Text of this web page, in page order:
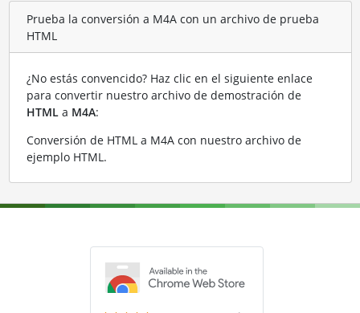
Prueba la conversión a M4A con un archivo de prueba
HTML
¿No estás convencido? Haz clic en el siguiente enlace
para convertir nuestro archivo de demostración de
HTMLa M4A:
Conversión de HTML a M4A con nuestro archivo de
ejemplo HTML.